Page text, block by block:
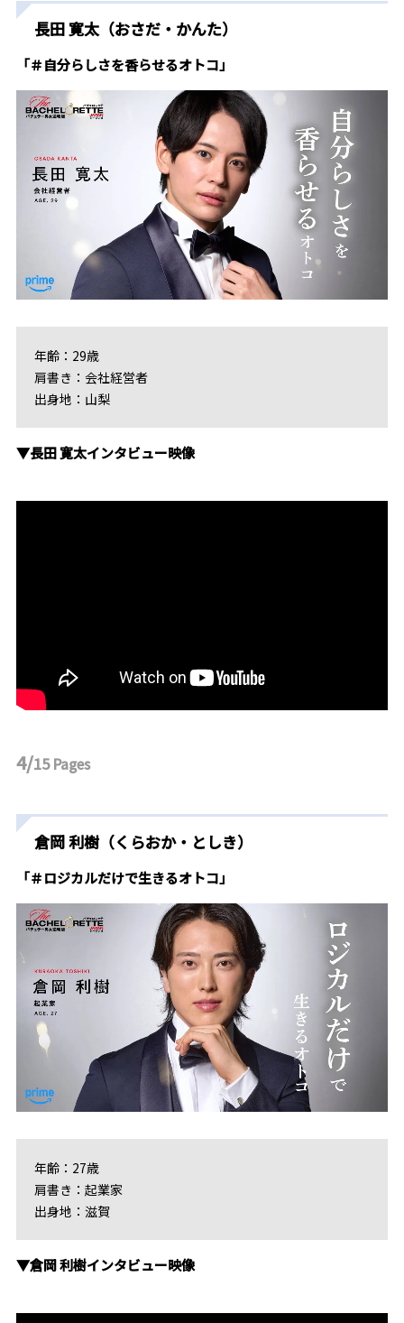
長田 寛太（おさだ・かんた）
「＃自分らしさを香らせるオトコ」
年齢：29歳
肩書き：会社経営者
出身地：山梨
▼長田 寛太インタビュー映像
4/15Pages
倉岡 利樹（くらおか・としき）
「＃ロジカルだけで生きるオトコ」
年齢：27歳
肩書き：起業家
出身地：滋賀
▼倉岡 利樹インタビュー映像